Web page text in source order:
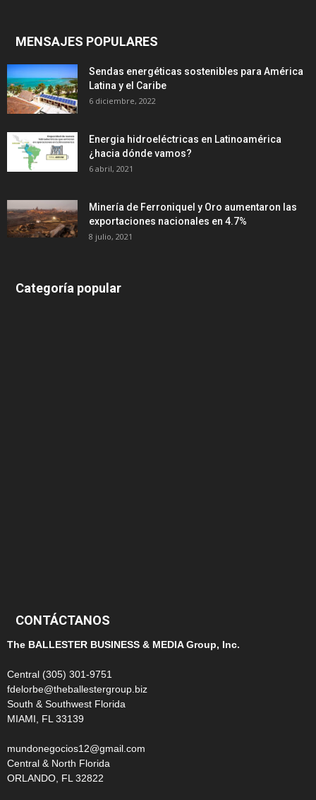
MENSAJES POPULARES
Sendas energéticas sostenibles para América
Latina y el Caribe
6 diciembre, 2022
Energia hidroeléctricas en Latinoamérica
¿hacia dónde vamos?
6 abril, 2021
Minería de Ferroniquel y Oro aumentaron las
exportaciones nacionales en 4.7%
8 julio, 2021
Categoría popular
CONTÁCTANOS
The BALLESTER BUSINESS & MEDIA Group, Inc.
Central (305) 301-9751
fdelorbe@theballestergroup.biz
South & Southwest Florida
MIAMI, FL 33139
mundonegocios12@gmail.com
Central & North Florida
ORLANDO, FL 32822